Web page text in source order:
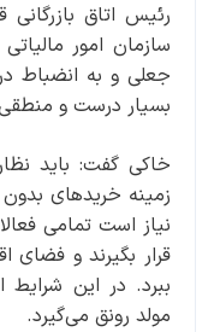
رئیس اتاق
سازمان امور
جعلی و به انضباط
بسیار درست و
خاکی گفت: باید
زمینه خریدهای بدون
نیاز است تمامی
قرار بگیرند و فضای
ببرد. در این
مولد رونق می‌گیرد.